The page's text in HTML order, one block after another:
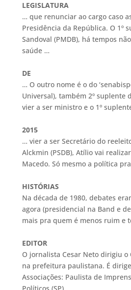
LEGISLATURA
… que renunciar ao cargo caso
Presidência da República. O 1º
Sandoval (PMDB), há tempos
saúde …
DE
… O outro nome é o do
Universal), também 2º suplente
vier a ser ministro e o 1º
2015
… vier a ser Secretário do
Alckmin (PSDB), Atílio vai
Macedo. Só mesmo a política
HISTÓRIAS
Na década de 1980, debates
agora (presidencial na Band e
mais pra quem é menos ruim e
EDITOR
O jornalista Cesar Neto dirigiu o
na prefeitura paulistana. É
Associações: Paulista de